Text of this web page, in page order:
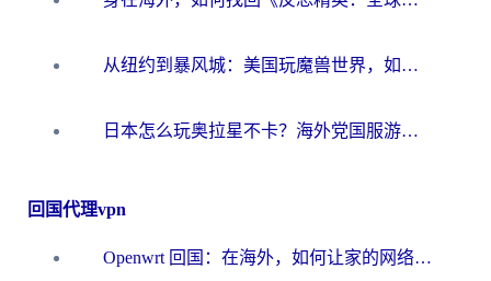
从纽约到暴风城：美国玩魔兽世界，如何找到你的最佳网络航线
日本怎么玩奥拉星不卡？海外党国服游戏加速器选择全攻略
回国代理vpn
Openwrt 回国：在海外，如何让家的网络触手可及